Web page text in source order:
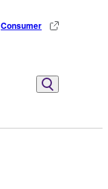
Consumer